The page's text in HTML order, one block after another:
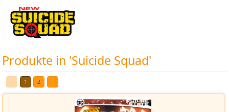
Produkte in 'Suicide Squad'
1 2